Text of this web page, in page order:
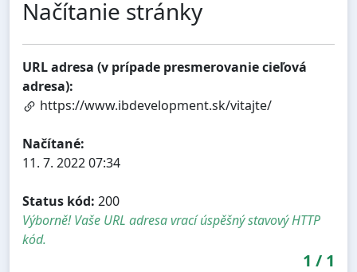
Načítanie stránky
URL adresa (v prípade presmerovanie cieľová
adresa):
https://www.ibdevelopment.sk/vitajte/
Načítané:
11. 7. 2022 07:34
Status kód: 200
Výborně! Vaše URL adresa vrací úspěšný stavový HTTP
kód.
1 / 1